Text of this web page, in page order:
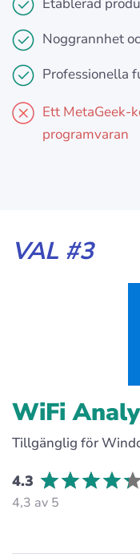
Etablerad
Noggrannhet
Professionella
Ett MetaGeek-
programvaran
VAL #3
WiFi
Tillgänglig för
4.3
4,3 av 5